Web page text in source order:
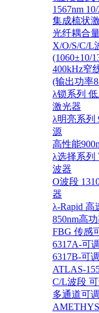
1567nm
集成梳状
光纤耦合
X/O/S/C/L
(1060±10/
400kHz窄
(输出功率
λ锁系列
激光器
λ明亮系列
源
高性能
λ选择系列
波器
O波段
器
λ-Rapid
850nm高
FBG 传感
6317A-可
6317B-可
ATLAS-
C/L波段
多通道可